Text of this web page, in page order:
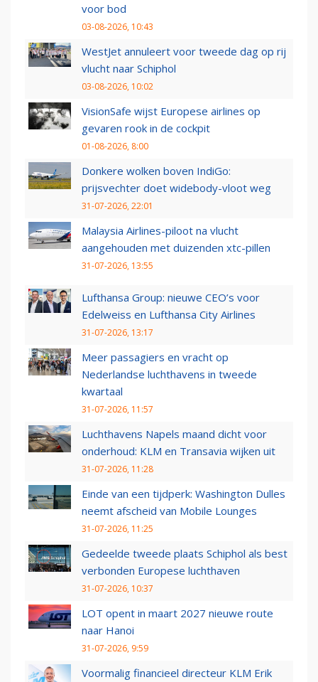
voor bod
03-08-2026, 10:43
WestJet annuleert voor tweede dag op rij
vlucht naar Schiphol
03-08-2026, 10:02
VisionSafe wijst Europese airlines op
gevaren rook in de cockpit
01-08-2026, 8:00
Donkere wolken boven IndiGo:
prijsvechter doet widebody-vloot weg
31-07-2026, 22:01
Malaysia Airlines-piloot na vlucht
aangehouden met duizenden xtc-pillen
31-07-2026, 13:55
Lufthansa Group: nieuwe CEO’s voor
Edelweiss en Lufthansa City Airlines
31-07-2026, 13:17
Meer passagiers en vracht op
Nederlandse luchthavens in tweede
kwartaal
31-07-2026, 11:57
Luchthavens Napels maand dicht voor
onderhoud: KLM en Transavia wijken uit
31-07-2026, 11:28
Einde van een tijdperk: Washington Dulles
neemt afscheid van Mobile Lounges
31-07-2026, 11:25
Gedeelde tweede plaats Schiphol als best
verbonden Europese luchthaven
31-07-2026, 10:37
LOT opent in maart 2027 nieuwe route
naar Hanoi
31-07-2026, 9:59
Voormalig financieel directeur KLM Erik